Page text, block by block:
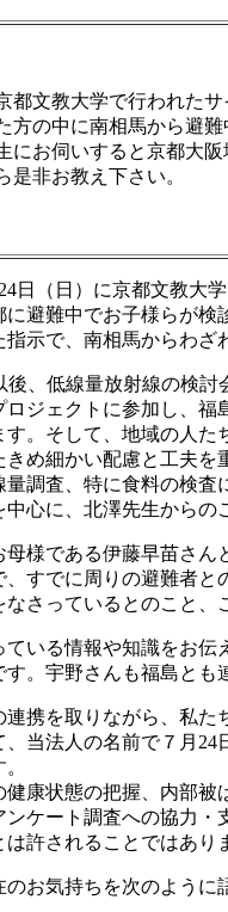
都文教大学で行われた
方の中に南相馬から避
にお伺いすると京都大
是非お教え下さい。
日（日）に京都文教大
に避難中でお子様らが
指示で、南相馬からわ
後、低線量放射線の検討
ロジェクトに参加し、
。そして、地域の人た
め細かい配慮と工夫
調査、特に食料の検査
心に、北澤先生からの
母様である伊藤早苗さ
、すでに周りの避難者
さっているとのこと、
いる情報や知識をお
。宇野さんも福島とも
連携を取りながら、私た
、当法人の名前で７月
健康状態の把握、内部
ケート調査への協力
許されることではあり
お気持ちを次のように